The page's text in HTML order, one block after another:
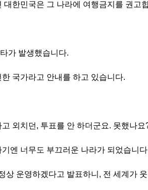
대한민국은 그 나라에 여행금지를 권고
가 발생했습니다.
국가라고 안내를 하고 있습니다.
외치던, 투표를 안 하더군요. 못했나요
엔 너무도 부끄러운 나라가 되었습니
상 운영하겠다고 발표하니, 전 세계가